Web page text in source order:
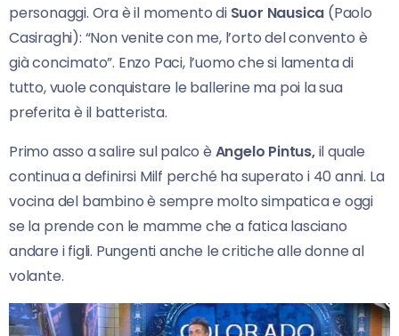
personaggi. Ora è il momento di Suor Nausica (Paolo
Casiraghi): “Non venite con me, l’orto del convento è
già concimato”. Enzo Paci, l’uomo che si lamenta di
tutto, vuole conquistare le ballerine ma poi la sua
preferita è il batterista.
Primo asso a salire sul palco è Angelo Pintus,il quale
continua a definirsi Milf perché ha superato i 40 anni. La
vocina del bambino è sempre molto simpatica e oggi
se la prende con le mamme che a fatica lasciano
andare i figli. Pungenti anche le critiche alle donne al
volante.